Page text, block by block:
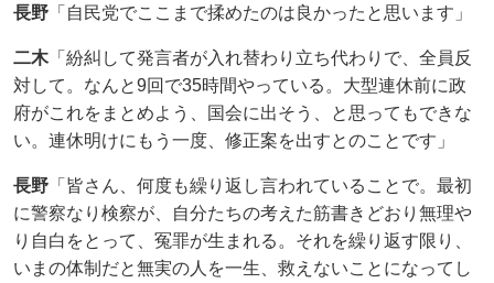
長野 「自民党でここまで揉めたのは良かったと思います」
二木「紛糾して発言者が入れ替わり立ち代わりで、全員反
対して。なんと9回で35時間やっている。大型連休前に政
府がこれをまとめよう、国会に出そう、と思ってもできな
い。連休明けにもう一度、修正案を出すとのことです」
長野 「皆さん、何度も繰り返し言われていることで。最初
に警察なり検察が、自分たちの考えた筋書きどおり無理や
り自白をとって、冤罪が生まれる。それを繰り返す限り、
いまの体制だと無実の人を一生、救えないことになってし